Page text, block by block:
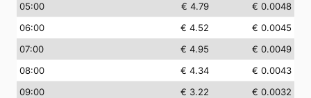
05:00 € 4.79
€ 0.0048
06:00 € 4.52
€ 0.0045
07:00 € 4.95
€ 0.0049
08:00 € 4.34
€ 0.0043
09:00 € 3.22
€ 0.0032